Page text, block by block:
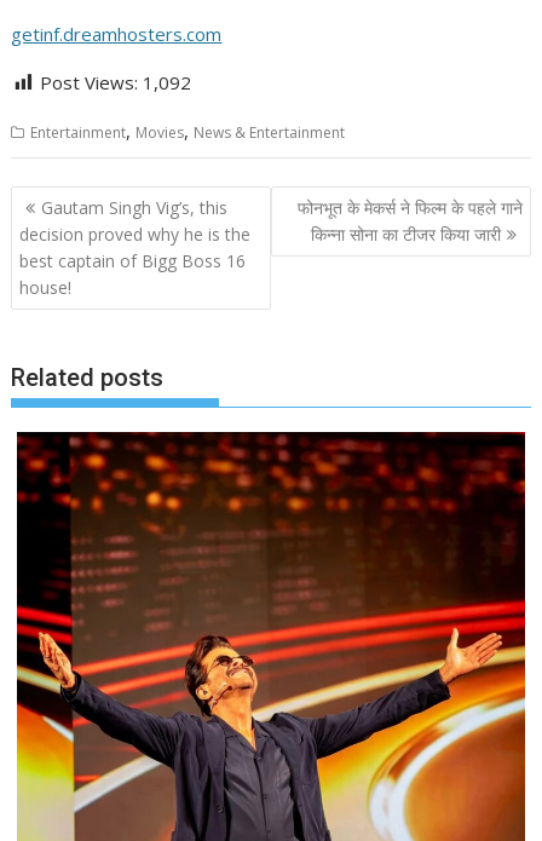
getinf.dreamhosters.com
Post Views: 1,092
Entertainment, Movies, News & Entertainment
Post
navigation
Gautam Singh Vig’s, this
decision proved why he is the
best captain of Bigg Boss 16
house!
फोनभूत के मेकर्स ने फिल्म के पहले गाने
किन्ना सोना का टीजर किया जारी
Related posts